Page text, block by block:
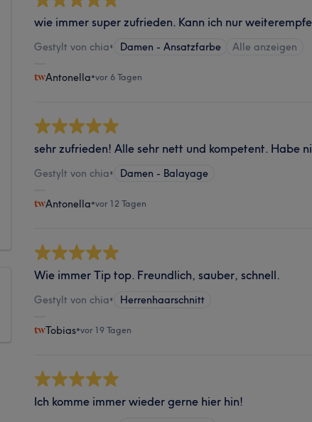
wie immer super zufrieden. Kann ich nur
Gestylt von chia• Damen - Ansatzfarbe Alle anzeigen
Antonella•vor 6 Tagen
sehr zufrieden! Alle sehr nett und kompetent. Habe
Gestylt von chia• Damen - Balayage
Antonella•vor 12 Tagen
Wie immer Tip top. Freundlich, sauber, schnell.
Gestylt von chia• Herrenhaarschnitt
Tobias•vor 19 Tagen
Ich komme immer wieder gerne hier hin!